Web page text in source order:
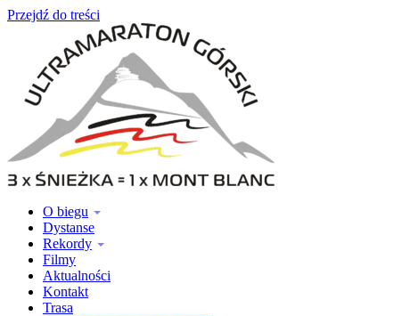
Przejdź do treści
O biegu
Dystanse
Rekordy
Filmy
Aktualności
Kontakt
Trasa